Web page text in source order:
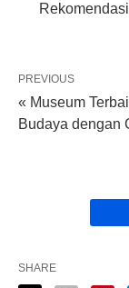
PREVIOUS
« Museum
Budaya dengan
SHARE